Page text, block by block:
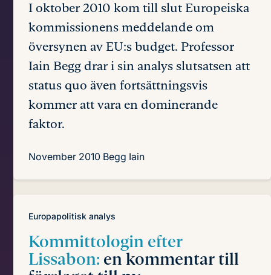
I oktober 2010 kom till slut Europeiska
kommissionens meddelande om
översynen av EU:s budget. Professor
Iain Begg drar i sin analys slutsatsen att
status quo även fortsättningsvis
kommer att vara en dominerande
faktor.
November 2010 Begg Iain
Europapolitisk analys
Kommittologin efter
Lissabon: en kommentar till